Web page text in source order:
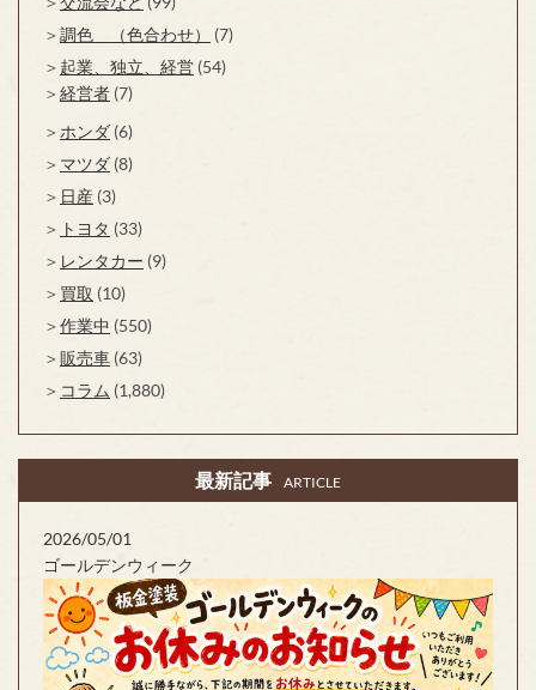
調色 （色合わせ）
(7)
起業、独立、経営 (54)
経営者 (7)
ホンダ (6)
マツダ (8)
日産 (3)
トヨタ (33)
レンタカー (9)
買取 (10)
作業中 (550)
販売車 (63)
コラム (1,880)
最新記事 ARTICLE
2026/05/01
ゴールデンウィーク